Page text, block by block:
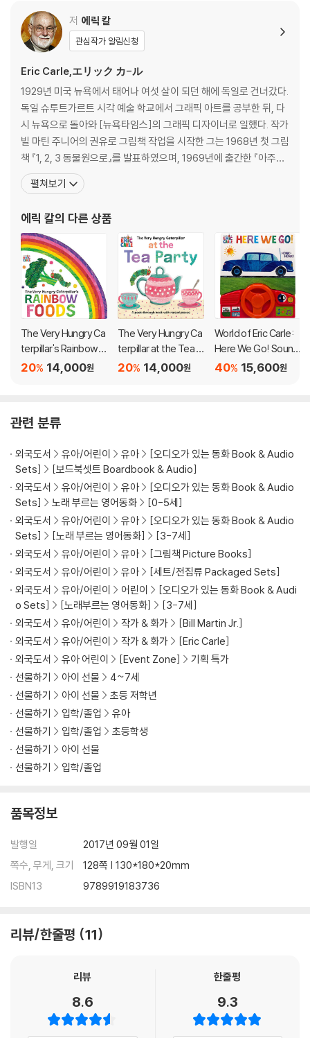
각 페이지마다 Eric Carle 특유의 꼴라쥬 기법으로 처리된 아름다운 동물
이 눈길을 끕니다. 제일 먼저 북극 곰이 나와서 무엇을 듣느냐는 질문에 사
소리, 하마는 홍학의 노래소리를, 이런 식으로 얼룩말, 뱀, 코끼리, 표범, 공
작, 바다사자가 나오고 마지막으로 동물원을 지키는 아저씨가 나옵니다.
아저씨는 지금까지 내는 동물들의 소리를 듣고 있다고 답하는데, 알고보니
지금까지 나온 동물들은 아이들입니다.
[노부영]Panda Bear, Panda Bear, What Do You See?
팬더 곰에게 무엇이 보이냐고 물어보니까 대머리 독수리가 보인다고 하네
한 동물들이 계속 나오며 마치 릴레이를 하듯 이야기가 전개됩니다. 그리
고 마지막으로 꿈꾸는 아이가 앞에서 나온 모든 동물들을 보며 너희들은
모두 자유롭다고 말합니다.
Panda Bear, Panda Bear, What do you see? I see a bald eagle s
oaring by me
Do You See?와 Panda Bear, Panda Bear, What Do You See? 는
같은 문장으로 구성되어 있습니다.
다사자, 붉은여우, 두루미, 검은 퓨마. 이들은 모두 멸종위기에 처해 있는
하기 위해 다시 한번 손을 잡았던 것입니다.
[노부영]Baby Bear, Baby Bear, What Do You See?
Eric Carle 특유의 꼴라쥬 기법으로 만든 'What do you see?' 시리즈
중 하나입니다. 'What do you see?(무엇을 보고 있니?' 로 묻고 'I see
a ~. Looking at me.(나는 내 옆에 있는 ~를 보고 있어)' 라는 문장 패턴
이 반복돼 글 전체가 한 편의 rhyme 같은 느낌을 줍니다.
아기 곰아, 무엇을 보고 있냐고 물으면,
아기곰은 내 옆에 미끄러져 넘어진 빨간 여우를 보고 있다고 답합니다.
빨간 여우는 내 옆에서 날고 있는 하늘다람쥐를,
하늘다람쥐는 내 가까이에서 오르고 있는 산양을,
산양은 날고 있는 파란 왜가리를,
파란 왜가리는 내 옆에서 땅을 파고 있는 프레리도그를,
프레리도그는 내 옆에서 으스대며 걷는 등줄무늬 스컹크를,
등줄무늬 스컹크는 내 옆에서 달리고 있는 노새 사슴을,
노새 사슴은 내 옆에서 기어 다니는 방울뱀을,
방울뱀은 나에게 부엉 소리내는 가면올빼미를,
가면올빼미는 나를 바라보는 엄마 곰을,
늬 스컹크, 노새 사슴, 방울뱀, 가면 올빼미 그리고 나를 바라보는 아기 곰
을 바라보고 있어요.
아메리카 동물들을 하나씩 소개해 주는 것 같습니다. 북아메리카 동물들을
기억하기 위해 Bill Martin Jr와 Eric Carle이 다시 한번 손을 잡았답니다.
저 에릭 칼
관심작가 알림신청
Eric Carle,エリック カ-ル
1929년 미국 뉴욕에서 태어나 여섯 살이 되던 해에 독일로 건너갔다.
독일 슈투트가르트 시각 예술 학교에서 그래픽 아트를 공부한 뒤, 다
시 뉴욕으로 돌아와 [뉴욕타임스]의 그래픽 디자이너로 일했다. 작가
빌 마틴 주니어의 권유로 그림책 작업을 시작한 그는 1968년 첫 그림
책 『1, 2, 3 동물원으로』를 발표하였으며, 1969년에 출간한 『아주아
주 배고픈 애벌레』로 큰 인기를 얻었다. 전 세계 70여 개 언어로 번역
되고, 5,500만 부 이상의 판매를 기록한 『아주아주 배고픈 애벌레』
잉걸스 와일더 상, 볼로냐 국
펼쳐보기
에릭 칼의 다른 상품
The Very Hungry Ca
terpillar's Rainbow F
oods 14,000원
20%
The Very Hungry Ca
terpillar at the Tea P
arty
14,000원
20%
World of Eric Carle:
Here We Go! Sound
Book [With Battery]
15,600원
40%
관련 분류
외국도서 유아/어린이 유아
[오디오가 있는 동화 Book & Audio
Sets]
[보드북셋트 Boardbook & Audio]
외국도서
유아/어린이 유아
[오디오가 있는 동화 Book & Audio
Sets]
노래 부르는 영어동화
[0-5세]
외국도서
유아/어린이 유아
[오디오가 있는 동화 Book & Audio
Sets]
[노래 부르는 영어동화]
[3-7세]
외국도서
유아/어린이 유아
[그림책 Picture Books]
외국도서
유아/어린이 유아
[세트/전집류 Packaged Sets]
외국도서
유아/어린이 어린이
[오디오가 있는 동화 Book & Audi
o Sets]
[노래부르는 영어동화]
[3-7세]
외국도서
유아/어린이 작가 & 화가
[Bill Martin Jr.]
외국도서
유아/어린이 작가 & 화가
[Eric Carle]
외국도서
유아 어린이 [Event Zone]
기획 특가
선물하기
아이 선물
4~7세
선물하기
아이 선물
초등 저학년
선물하기
입학/졸업
유아
선물하기
입학/졸업
초등학생
선물하기
아이 선물
선물하기
입학/졸업
품목정보
발행일
2017년 09월 01일
쪽수, 무게, 크기
128쪽 | 130*180*20mm
ISBN13
9789919183736
리뷰/한줄평 11
리뷰
8.6
한줄평
9.3